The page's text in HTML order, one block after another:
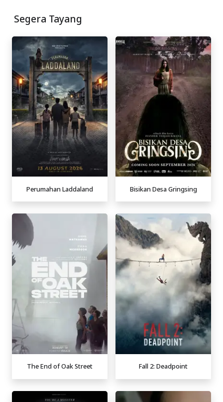
Segera Tayang
Perumahan Laddaland Bisikan Desa Gringsing
The End of Oak Street Fall 2: Deadpoint